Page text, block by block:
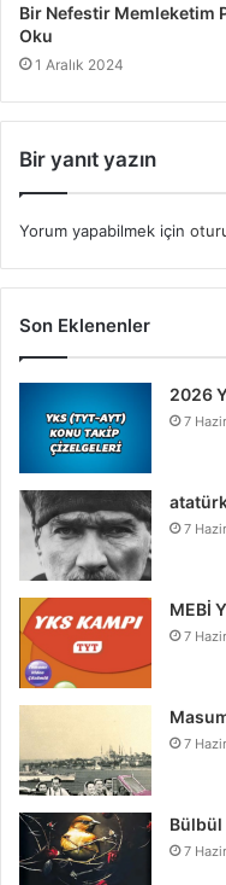
Bir Nefestir Memleketim
Oku
1 Aralık 2024
Bir yanıt yazın
Yorum yapabilmek için
Son Eklenenler
2026
7
7
MEBİ
7
7
Bülbül
7